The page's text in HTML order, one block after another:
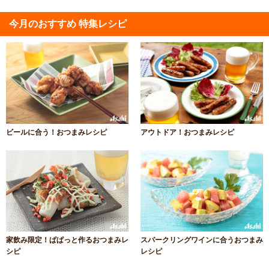
今月のおすすめ 特集レシピ
ビールに合う！おつまみレシピ アウトドア！おつまみレシピ
家飲み限定！ぱぱっと作るおつまみレ
シピ
スパークリングワインに合うおつまみ
レシピ